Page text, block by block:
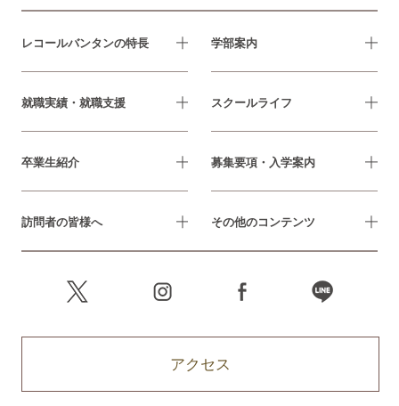
レコールバンタンの特長 学部案内
就職実績・就職支援 スクールライフ
卒業生紹介 募集要項・入学案内
訪問者の皆様へ その他のコンテンツ
アクセス